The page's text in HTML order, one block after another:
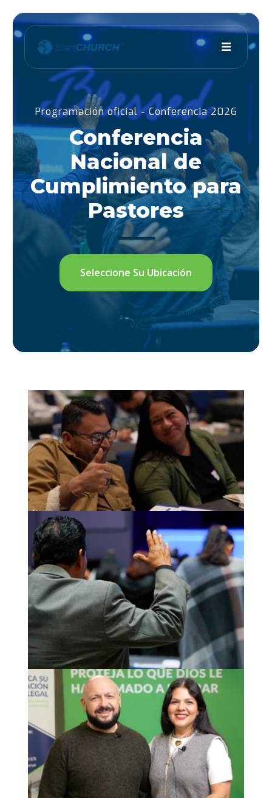
Programación oficial - Conferencia 2026
Conferencia
Nacional de
Cumplimiento para
Pastores
Seleccione Su Ubicación